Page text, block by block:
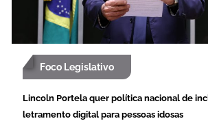
Foco Legislativo
Lincoln Portela quer política nacional de
letramento digital para pessoas idosas